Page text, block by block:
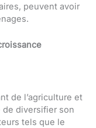
peuvent avoir
de l’agriculture et
de diversifier son
tels que le